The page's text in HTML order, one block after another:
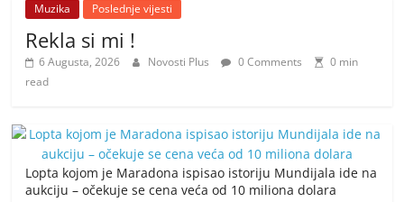
Muzika Poslednje vijesti
Rekla si mi !
6 Augusta, 2026 Novosti Plus 0 Comments
0 min
read
Lopta kojom je Maradona ispisao istoriju Mundijala ide na
aukciju – očekuje se cena veća od 10 miliona dolara